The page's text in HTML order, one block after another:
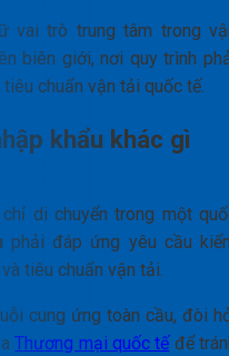
vai trò trung tâm trong
biên giới, nơi quy trình
tiêu chuẩn vận tải quốc tế.
khẩu khác gì
di chuyển trong một
phải đáp ứng yêu cầu
tiêu chuẩn vận tải.
cung ứng toàn cầu, đòi
Thương mại quốc tế để